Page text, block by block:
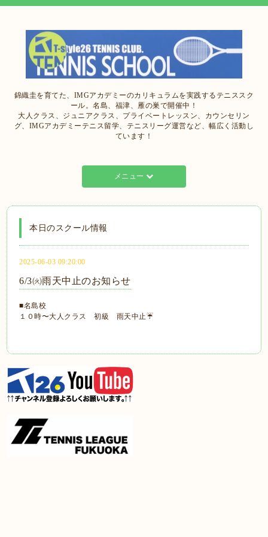
錦織圭を育てた、IMGアカデミーのカリキュラムを実践するテニススク
ール。名島、福津、雁の巣で開催中！
大人クラス、ジュニアクラス、プライベートレッスン、カウンセリン
グ、IMGアカデミーテニス留学、テニスリーグ運営など、幅広く活動し
ています！
メニュー
本日のスクール情報
2025-06-03 09:20:00
6/3㈫雨天中止のお知らせ
■名島校
１０時〜大人クラス 初級 雨天中止☔